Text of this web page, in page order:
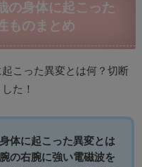
の身体に起こった
ものまとめ
こった異変とは何？切断
た！
体に起こった異変とは
の右腕に強い電磁波を